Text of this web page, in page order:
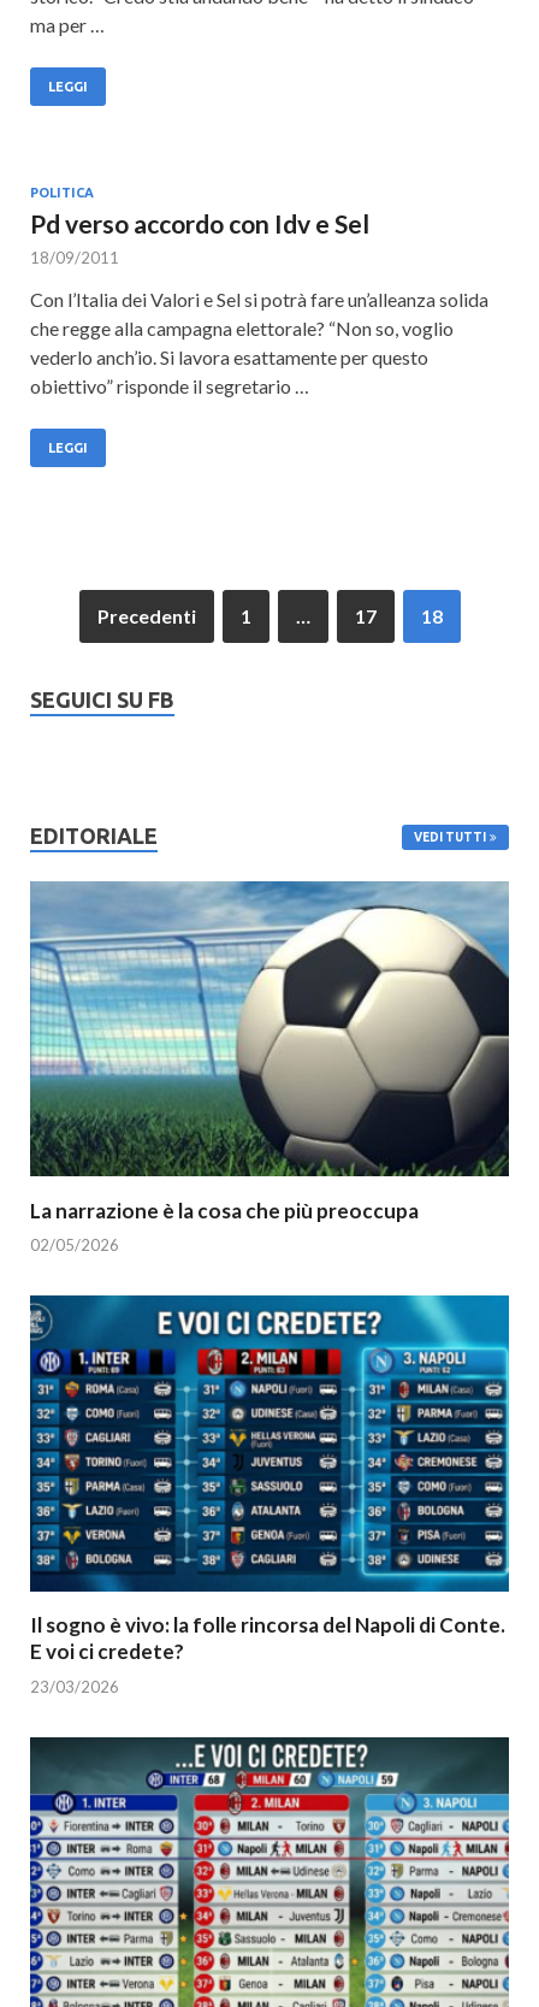
ma per …
LEGGI
POLITICA
Pd verso accordo con Idv e Sel
18/09/2011
Con l’Italia dei Valori e Sel si potrà fare un’alleanza solida
che regge alla campagna elettorale? “Non so, voglio
vederlo anch’io. Si lavora esattamente per questo
obiettivo” risponde il segretario …
LEGGI
Precedenti 1 17 18
SEGUICI SU FB
EDITORIALE VEDI TUTTI
La narrazione è la cosa che più preoccupa
02/05/2026
Il sogno è vivo: la folle rincorsa del Napoli di Conte.
E voi ci credete?
23/03/2026